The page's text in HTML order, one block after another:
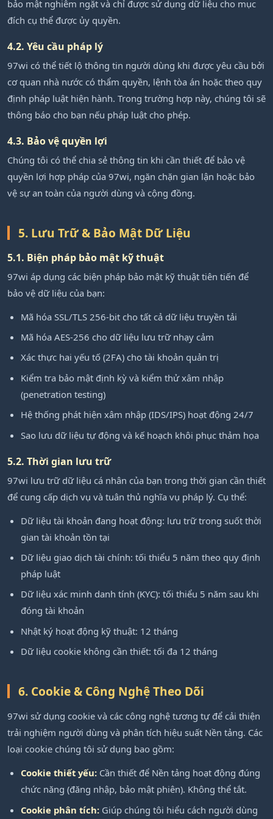
bảo mật nghiêm ngặt và chỉ được sử dụng dữ liệu cho mục
đích cụ thể được ủy quyền.
4.2. Yêu cầu pháp lý
97wi có thể tiết lộ thông tin người dùng khi được yêu cầu bởi
cơ quan nhà nước có thẩm quyền, lệnh tòa án hoặc theo quy
định pháp luật hiện hành. Trong trường hợp này, chúng tôi sẽ
thông báo cho bạn nếu pháp luật cho phép.
4.3. Bảo vệ quyền lợi
Chúng tôi có thể chia sẻ thông tin khi cần thiết để bảo vệ
quyền lợi hợp pháp của 97wi, ngăn chặn gian lận hoặc bảo
vệ sự an toàn của người dùng và cộng đồng.
5. Lưu Trữ & Bảo Mật Dữ Liệu
5.1. Biện pháp bảo mật kỹ thuật
97wi áp dụng các biện pháp bảo mật kỹ thuật tiên tiến để
bảo vệ dữ liệu của bạn:
Mã hóa SSL/TLS 256-bit cho tất cả dữ liệu truyền tải
Mã hóa AES-256 cho dữ liệu lưu trữ nhạy cảm
Xác thực hai yếu tố (2FA) cho tài khoản quản trị
Kiểm tra bảo mật định kỳ và kiểm thử xâm nhập
(penetration testing)
Hệ thống phát hiện xâm nhập (IDS/IPS) hoạt động 24/7
Sao lưu dữ liệu tự động và kế hoạch khôi phục thảm họa
5.2. Thời gian lưu trữ
97wi lưu trữ dữ liệu cá nhân của bạn trong thời gian cần thiết
để cung cấp dịch vụ và tuân thủ nghĩa vụ pháp lý. Cụ thể:
Dữ liệu tài khoản đang hoạt động: lưu trữ trong suốt thời
gian tài khoản tồn tại
Dữ liệu giao dịch tài chính: tối thiểu 5 năm theo quy định
pháp luật
Dữ liệu xác minh danh tính (KYC): tối thiểu 5 năm sau khi
đóng tài khoản
Nhật ký hoạt động kỹ thuật: 12 tháng
Dữ liệu cookie không cần thiết: tối đa 12 tháng
6. Cookie & Công Nghệ Theo Dõi
97wi sử dụng cookie và các công nghệ tương tự để cải thiện
trải nghiệm người dùng và phân tích hiệu suất Nền tảng. Các
loại cookie chúng tôi sử dụng bao gồm:
Cookie thiết yếu: Cần thiết để Nền tảng hoạt động đúng
chức năng (đăng nhập, bảo mật phiên). Không thể tắt.
Cookie phân tích: Giúp chúng tôi hiểu cách người dùng